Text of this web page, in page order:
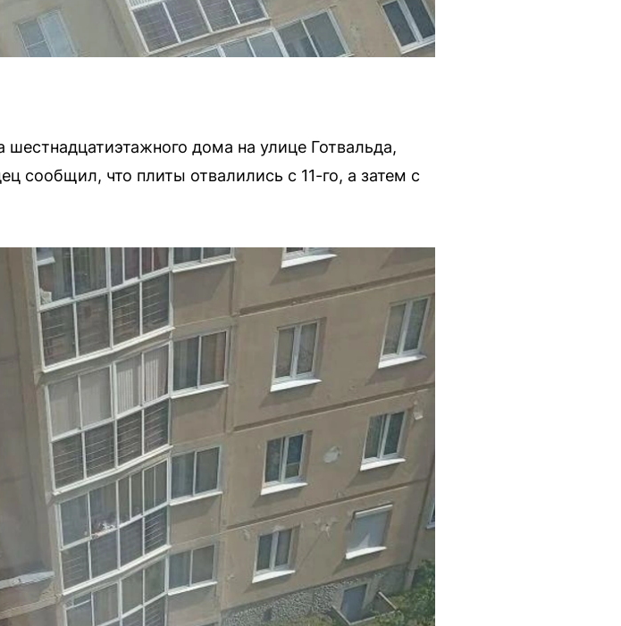
дома на улице Готвальда,
сообщил, что плиты отвалились с 11-го, а затем с